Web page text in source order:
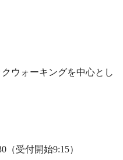
ウォーキングを中心とし
（受付開始9:15）